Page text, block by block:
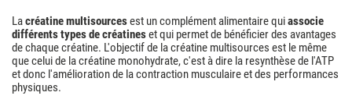
Lacréatine multisourcesest un complément alimentaire quiassocie
différents types de créatineset qui permet de bénéficier des avantages
de chaque créatine. L'objectif de la créatine multisources est le même
que celui de la créatine monohydrate, c'est à dire la resynthèse de l'ATP
et donc l'amélioration de la contraction musculaire et des performances
physiques.